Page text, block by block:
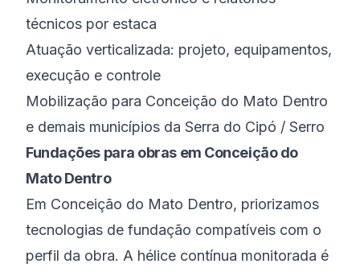
técnicos por estaca
Atuação verticalizada: projeto, equipamentos,
execução e controle
Mobilização para Conceição do Mato Dentro
e demais municípios da Serra do Cipó / Serro
Fundações para obras em Conceição do
Mato Dentro
Em Conceição do Mato Dentro, priorizamos
tecnologias de fundação compatíveis com o
perfil da obra. A hélice contínua monitorada é